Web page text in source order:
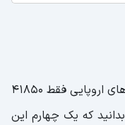
هلند به عنوان یکی از کوچک‌ترین کشورهای اروپایی فقط 41850
که یک چهارم این